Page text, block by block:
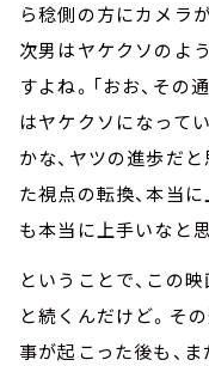
ら稔側の方にカメラ
次男はヤケクソのよ
すよね。「おお、その
はヤケクソになって
かな、ヤツの進歩だ
た視点の転換、本当
も本当に上手いなと
ということで、この
と続くんだけど。そ
事が起こった後も、